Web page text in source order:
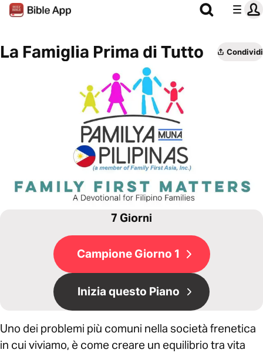
La Famiglia Prima di Tutto Condividi
7 Giorni
Campione Giorno 1
Inizia questo Piano
Uno dei problemi più comuni nella società frenetica
in cui viviamo, è come creare un equilibrio tra vita